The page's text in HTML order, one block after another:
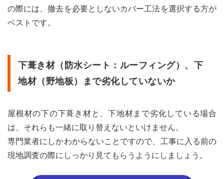
の際には、撤去を必要としないカバー工法を選択する方が
ベストです。
下葺き材（防水シート：ルーフィング）、下
地材（野地板）まで劣化していないか
屋根材の下の下葺き材と、下地材まで劣化している場合
は、それらも一緒に取り替えないといけません。
専門業者にしかわからないことですので、工事に入る前の
現地調査の際にしっかり見てもらうようにしましょう。